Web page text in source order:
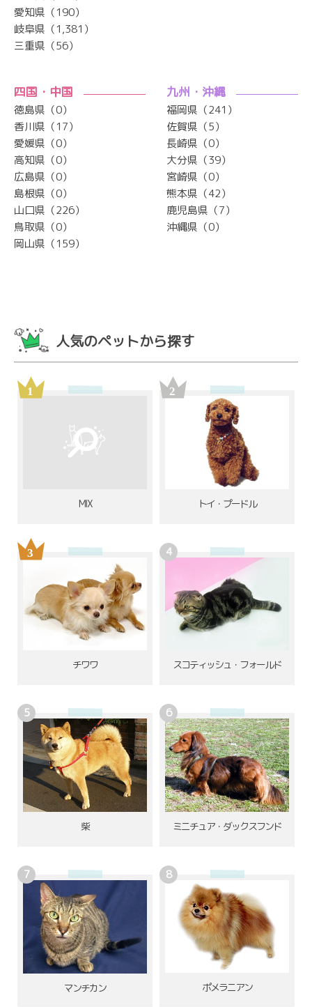
愛知県（190）
岐阜県（1,381）
三重県（56）
四国・中国
徳島県（0）
香川県（17）
愛媛県（0）
高知県（0）
広島県（0）
島根県（0）
山口県（226）
鳥取県（0）
岡山県（159）
九州・沖縄
福岡県（241）
佐賀県（5）
長崎県（0）
大分県（39）
宮崎県（0）
熊本県（42）
鹿児島県（7）
沖縄県（0）
人気のペットから探す
MIX トイ・プードル
チワワ スコティッシュ・フォールド
柴 ミニチュア・ダックスフンド
マンチカン ポメラニアン